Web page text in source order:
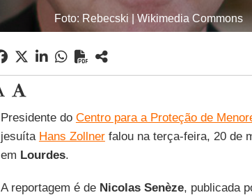
Foto: Rebecski | Wikimedia Commons
Presidente do Centro para a Proteção de
jesuíta Hans Zollnerfalou na terça-feira, 20 de
em Lourdes.
A reportagem é de Nicolas Senèze, publicada